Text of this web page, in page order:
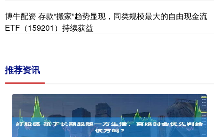
博牛配资 存款“搬家”趋势显现，同类规模最大的自由现金流
ETF（159201）持续获益
推荐资讯